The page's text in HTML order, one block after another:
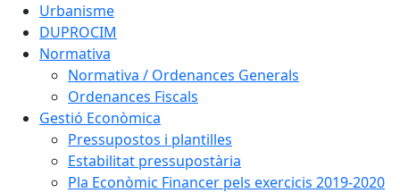
Urbanisme
DUPROCIM
Normativa
Normativa / Ordenances Generals
Ordenances Fiscals
Gestió Econòmica
Pressupostos i plantilles
Estabilitat pressupostària
Pla Econòmic Financer pels exercicis 2019-2020